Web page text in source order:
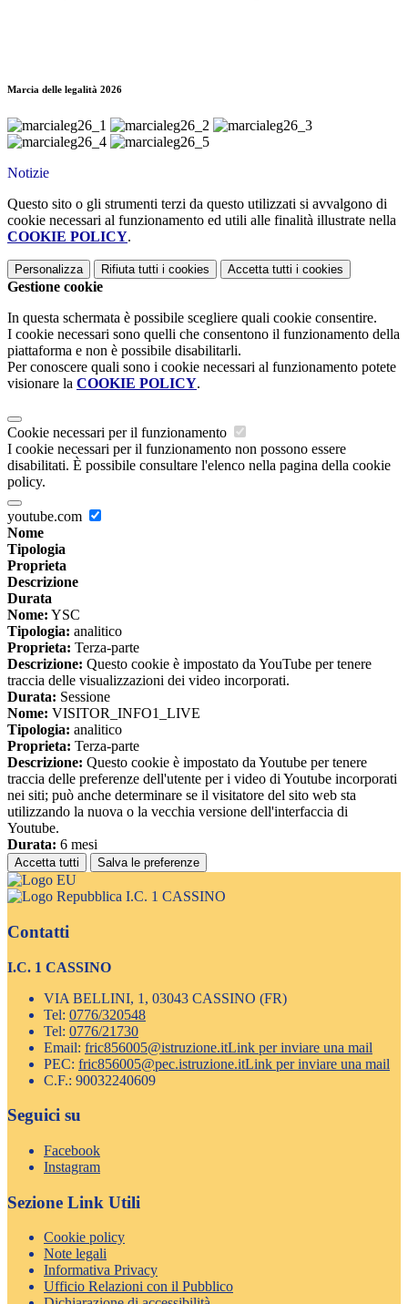
Marcia delle legalità 2026
Notizie
Questo sito o gli strumenti terzi da questo utilizzati si avvalgono di
cookie necessari al funzionamento ed utili alle finalità illustrate nella
COOKIE POLICY.
Personalizza Rifiuta tutti i cookies Accetta tutti i cookies
Gestione cookie
In questa schermata è possibile scegliere quali cookie consentire.
I cookie necessari sono quelli che consentono il funzionamento della
piattaforma e non è possibile disabilitarli.
Per conoscere quali sono i cookie necessari al funzionamento potete
visionare la COOKIE POLICY.
Cookie necessari per il funzionamento
I cookie necessari per il funzionamento non possono essere
disabilitati. È possibile consultare l'elenco nella pagina della cookie
policy.
youtube.com
Nome
Tipologia
Proprieta
Descrizione
Durata
Nome: YSC
Tipologia: analitico
Proprieta: Terza-parte
Descrizione: Questo cookie è impostato da YouTube per tenere
traccia delle visualizzazioni dei video incorporati.
Durata: Sessione
Nome: VISITOR_INFO1_LIVE
Tipologia: analitico
Proprieta: Terza-parte
Descrizione: Questo cookie è impostato da Youtube per tenere
traccia delle preferenze dell'utente per i video di Youtube incorporati
nei siti; può anche determinare se il visitatore del sito web sta
utilizzando la nuova o la vecchia versione dell'interfaccia di
Youtube.
Durata: 6 mesi
Accetta tutti Salva le preferenze
I.C. 1 CASSINO
Contatti
I.C. 1 CASSINO
VIA BELLINI, 1, 03043 CASSINO (FR)
Tel: 0776/320548
Tel: 0776/21730
Email: fric856005@istruzione.itLink per inviare una mail
PEC: fric856005@pec.istruzione.itLink per inviare una mail
C.F.: 90032240609
Seguici su
Facebook
Instagram
Sezione Link Utili
Cookie policy
Note legali
Informativa Privacy
Ufficio Relazioni con il Pubblico